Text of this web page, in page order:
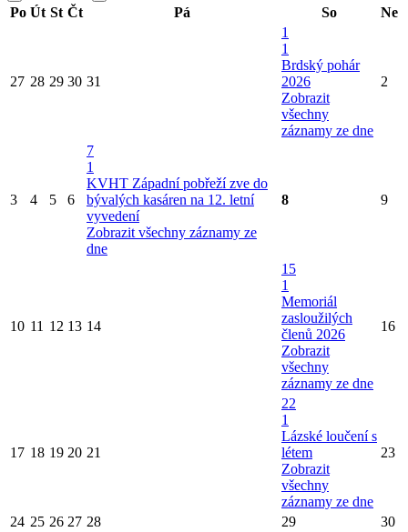
Po Út St Čt Pá So Ne
27 28 29 30 31
1
1
Brdský pohár
2026
Zobrazit
všechny
záznamy ze dne
2
3 4 5 6
7
1
KVHT Západní pobřeží zve do
bývalých kasáren na 12. letní
vyvedení
Zobrazit všechny záznamy ze
dne
8 9
10 11 12 13 14
15
1
Memoriál
zasloužilých
členů 2026
Zobrazit
všechny
záznamy ze dne
16
17 18 19 20 21
22
1
Lázské loučení s
létem
Zobrazit
všechny
záznamy ze dne
23
24 25 26 27 28 29
30